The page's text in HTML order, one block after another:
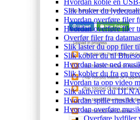
Hvordan koble en
Slik bruker du
Hvordan overføre filer
Hvordan overføre filer
Overfør filer fra
Slik laster du opp filer
Slik kobler du til
Hvordan laste ned
Slik kobler du fra en
Hvordan ta opp video
Slik aktiverer du
Hvordan spille musikk
Hvordan overføre
Overføre lydfiler